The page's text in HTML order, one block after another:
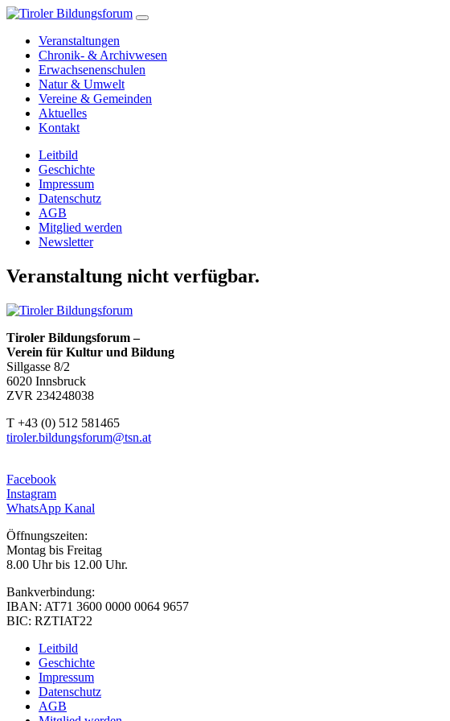
Veranstaltungen
Chronik- & Archivwesen
Erwachsenenschulen
Natur & Umwelt
Vereine & Gemeinden
Aktuelles
Kontakt
Leitbild
Geschichte
Impressum
Datenschutz
AGB
Mitglied werden
Newsletter
Veranstaltung nicht verfügbar.
Tiroler Bildungsforum –
Verein für Kultur und Bildung
Sillgasse 8/2
6020 Innsbruck
ZVR 234248038
T +43 (0) 512 581465
tiroler.bildungsforum@tsn.at
Facebook
Instagram
WhatsApp Kanal
Öffnungszeiten:
Montag bis Freitag
8.00 Uhr bis 12.00 Uhr.
Bankverbindung:
IBAN: AT71 3600 0000 0064 9657
BIC: RZTIAT22
Leitbild
Geschichte
Impressum
Datenschutz
AGB